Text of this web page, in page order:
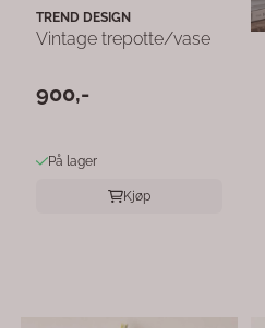
TREND DESIGN
Vintage trepotte/vase
900,-
På lager
Kjøp